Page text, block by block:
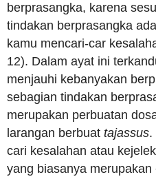
berprasangka, karena
tindakan berprasangka
kamu mencari-car
12). Dalam ayat ini
menjauhi kebanyakan
sebagian tindakan
merupakan perbuatan
larangan berbuat tajassus.
cari kesalahan atau
yang biasanya